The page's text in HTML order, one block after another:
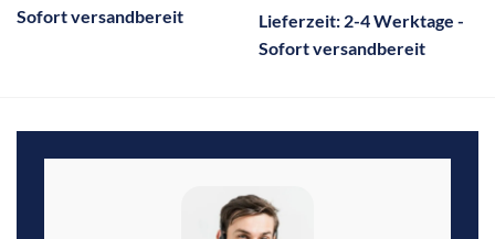
Sofort versandbereit
Lieferzeit: 2-4 Werktage -
Sofort versandbereit